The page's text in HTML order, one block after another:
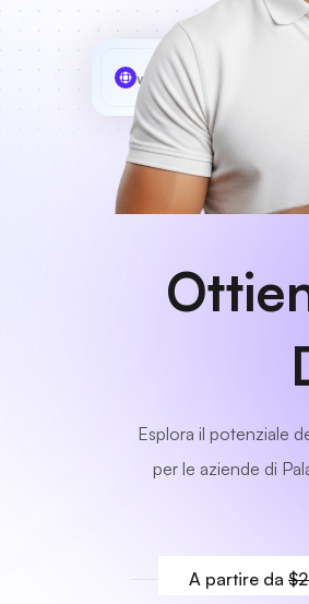
www MyCafe
Esplora il potenziale
per le aziende di
A partire da